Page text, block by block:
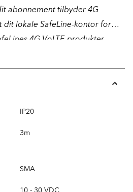
abonnement tilbyder 4G
dit lokale SafeLine-kontor for
4G VoLTE-produkter.
IP20
3m
SMA